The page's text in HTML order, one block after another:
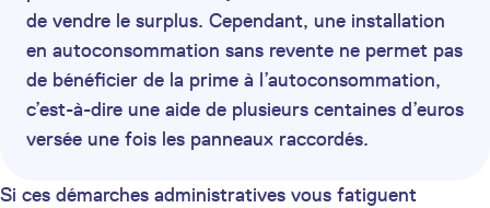
de vendre le surplus. Cependant, une installation
en autoconsommation sans revente ne permet pas
de bénéficier de la prime à l’autoconsommation,
c’est-à-dire une aide de plusieurs centaines d’euros
versée une fois les panneaux raccordés.
Si ces démarches administratives vous fatiguent